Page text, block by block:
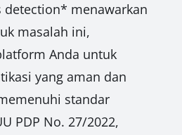
detection* menawarkan
masalah ini,
Anda untuk
yang aman dan
standar
PDP No. 27/2022,